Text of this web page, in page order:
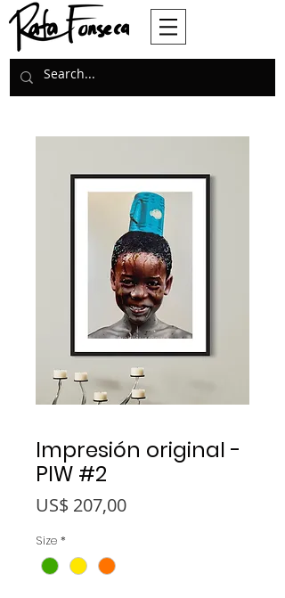
Impresión original -
PIW #2
US$ 207,00Precio
Size *